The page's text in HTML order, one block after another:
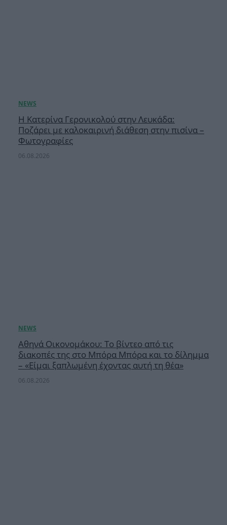
Η Κατερίνα Γερονικολού στην Λευκάδα:
Ποζάρει με καλοκαιρινή διάθεση στην πισίνα –
Φωτογραφίες
06.08.2026
Αθηνά Οικονομάκου: Το βίντεο από τις
διακοπές της στο Μπόρα Μπόρα και το δίλημμα
– «Είμαι ξαπλωμένη έχοντας αυτή τη θέα»
06.08.2026